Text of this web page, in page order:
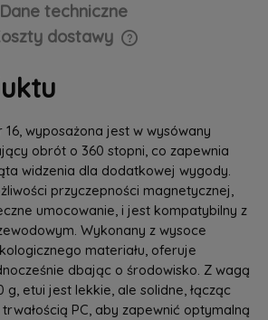
Dane techniczne
dostawy
kosztów płatności
16, wyposażona jest w wysówany
obrót o 360 stopni, co zapewnia
widzenia dla dodatkowej wygody.
przyczepności magnetycznej,
umocowanie, i jest kompatybilny z
Wykonany z wysoce
materiału, oferuje
dbając o środowisko. Z wagą
g, etui jest lekkie, ale solidne, łącząc
PC, aby zapewnić optymalną